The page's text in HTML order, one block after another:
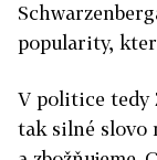
popularity,
V politice tedy
tak silné slovo